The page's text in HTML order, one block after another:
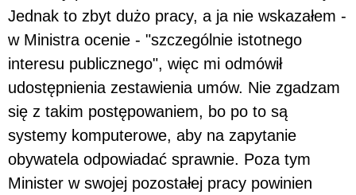
Jednak to zbyt dużo pracy, a ja nie wskazałem -
w Ministra ocenie - "szczególnie istotnego
interesu publicznego", więc mi odmówił
udostępnienia zestawienia umów. Nie zgadzam
się z takim postępowaniem, bo po to są
systemy komputerowe, aby na zapytanie
obywatela odpowiadać sprawnie. Poza tym
Minister w swojej pozostałej pracy powinien